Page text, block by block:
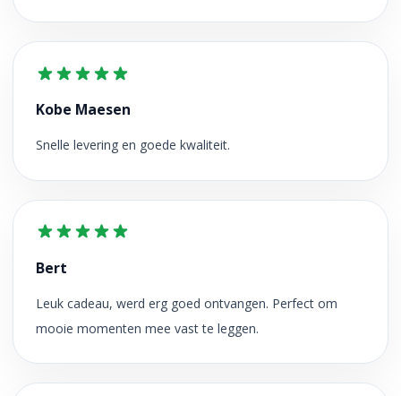
Kobe Maesen
Snelle levering en goede kwaliteit.
Bert
Leuk cadeau, werd erg goed ontvangen. Perfect om
mooie momenten mee vast te leggen.